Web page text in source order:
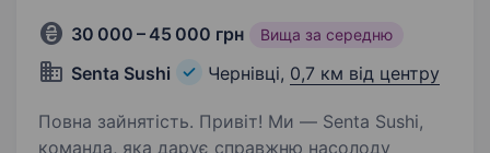
30 000 – 45 000 грн Вища за середню
Senta Sushi Чернівці, 0,7 км від центру
Повна зайнятість. Привіт! Ми — Senta Sushi,
команда, яка дарує справжню насолоду